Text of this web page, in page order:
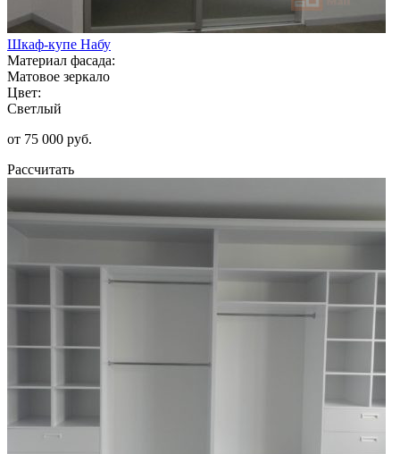
Шкаф-купе Набу
Материал фасада:
Матовое зеркало
Цвет:
Светлый
от 75 000 руб.
Рассчитать